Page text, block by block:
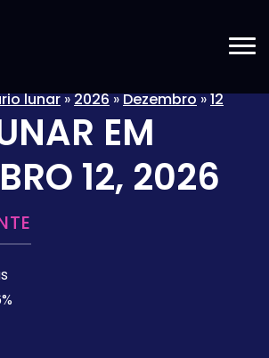
lunar»2026»Dezembro»12
EM
12, 2026